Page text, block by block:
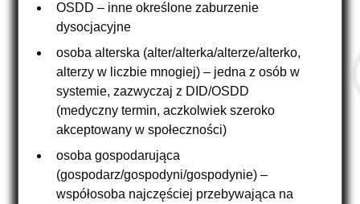
OSDD – inne określone zaburzenie
dysocjacyjne
osoba alterska (alter/alterka/alterze/alterko,
alterzy w liczbie mnogiej) – jedna z osób w
systemie, zazwyczaj z DID/OSDD
(medyczny termin, aczkolwiek szeroko
akceptowany w społeczności)
osoba gospodarująca
(gospodarz/gospodyni/gospodynie) –
współosoba najczęściej przebywająca na